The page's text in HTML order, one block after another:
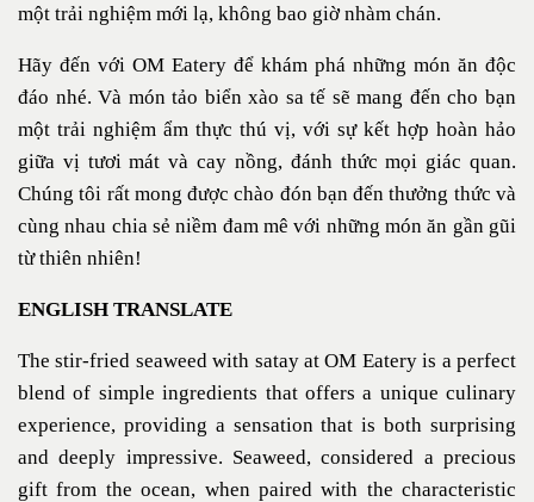
một trải nghiệm mới lạ, không bao giờ nhàm chán.
Hãy đến với OM Eatery để khám phá những món ăn độc
đáo nhé. Và món tảo biển xào sa tế sẽ mang đến cho bạn
một trải nghiệm ẩm thực thú vị, với sự kết hợp hoàn hảo
giữa vị tươi mát và cay nồng, đánh thức mọi giác quan.
Chúng tôi rất mong được chào đón bạn đến thưởng thức và
cùng nhau chia sẻ niềm đam mê với những món ăn gần gũi
từ thiên nhiên!
ENGLISH TRANSLATE
The stir-fried seaweed with satay at OM Eatery is a perfect
blend of simple ingredients that offers a unique culinary
experience, providing a sensation that is both surprising
and deeply impressive. Seaweed, considered a precious
gift from the ocean, when paired with the characteristic